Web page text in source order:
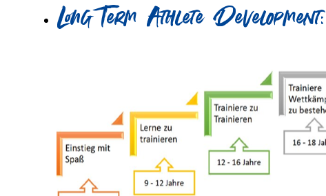
Long TermAthleteDevelopment: